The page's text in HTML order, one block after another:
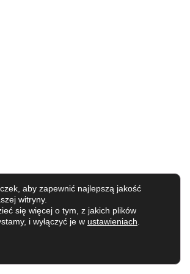
aby zapewnić najlepszą jakość
witryny.
się więcej o tym, z jakich plików
i wyłączyć je w ustawieniach